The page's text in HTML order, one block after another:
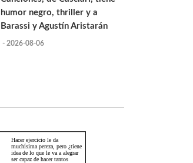
humor negro, thriller y a
Barassi y Agustín Aristarán
- 2026-08-06